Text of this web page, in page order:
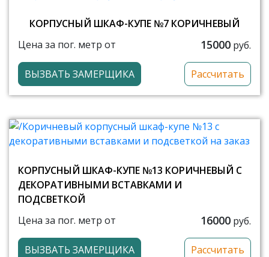
КОРПУСНЫЙ ШКАФ-КУПЕ №7 КОРИЧНЕВЫЙ
Цена за пог. метр от
15000 руб.
ВЫЗВАТЬ ЗАМЕРЩИКА Рассчитать
КОРПУСНЫЙ ШКАФ-КУПЕ №13 КОРИЧНЕВЫЙ С
ДЕКОРАТИВНЫМИ ВСТАВКАМИ И
ПОДСВЕТКОЙ
Цена за пог. метр от
16000 руб.
ВЫЗВАТЬ ЗАМЕРЩИКА Рассчитать